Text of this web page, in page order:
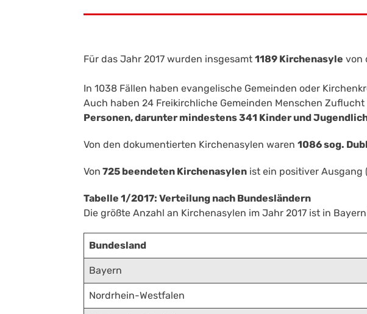
Für das Jahr 2017 wurden insgesamt 1189 Kirchenasyle von
In 1038 Fällen haben evangelische Gemeinden oder
Auch haben 24 Freikirchliche Gemeinden Menschen
Personen, darunter mindestens 341 Kinder und
Von den dokumentierten Kirchenasylen waren 1086 sog.
Von 725 beendeten Kirchenasylen ist ein positiver Ausgang
Tabelle 1/2017: Verteilung nach Bundesländern
Die größte Anzahl an Kirchenasylen im Jahr 2017 ist in
Bundesland
Bayern
Nordrhein-Westfalen